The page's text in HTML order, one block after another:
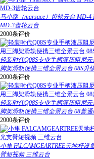
马小路（marsace）齿轮云台 MD-
MD-3齿轮云台
2000条评价
轻装时代Q08S专业手柄液压阻尼
脚架滑轨便携三维全景云台 08S升
2000条评价
轻装时代Q08S专业手柄液压阻尼
脚架滑轨便携三维全景云台 08普通
2000条评价
小隼 FALCAMGEARTREE天地杆
臂短视频 三维云台